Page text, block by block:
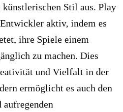
Stil aus. Play
aktiv, indem es
ihre Spiele einem
zu machen. Dies
und Vielfalt in der
ermöglicht es auch den
aufregenden